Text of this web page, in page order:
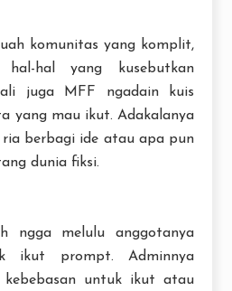
komunitas yang komplit,
hal-hal yang kusebutkan
juga MFF ngadain kuis
yang mau ikut. Adakalanya
berbagi ide atau apa pun
dunia fiksi.
ngga melulu anggotanya
ikut prompt. Adminnya
kebebasan untuk ikut atau